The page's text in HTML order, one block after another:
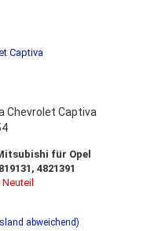
Chevrolet Captiva
für Opel
4821391
abweichend)